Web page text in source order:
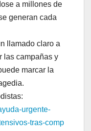
a millones de
generan cada
llamado claro a
las campañas y
marcar la
urgente-
tras-comp